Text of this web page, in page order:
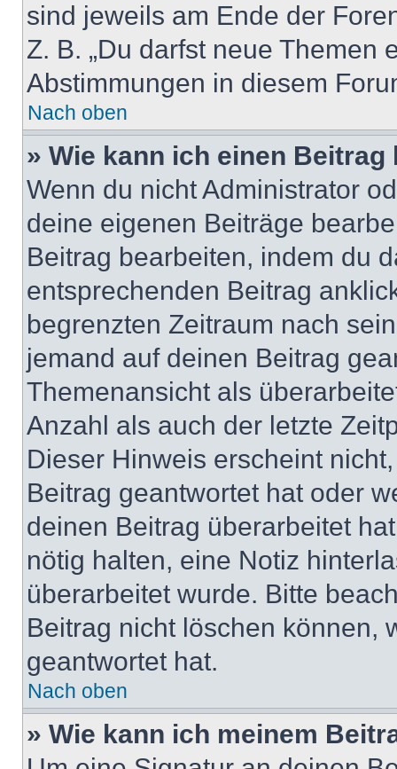
sind jeweils am Ende der
Z. B. „Du darfst neue Themen
Abstimmungen in diesem
Nach oben
» Wie kann ich einen
Wenn du nicht Administrator
deine eigenen Beiträge
Beitrag bearbeiten, indem du
entsprechenden Beitrag
begrenzten Zeitraum nach
jemand auf deinen Beitrag
Themenansicht als
Anzahl als auch der letzte
Dieser Hinweis erscheint
Beitrag geantwortet hat oder
deinen Beitrag überarbeitet
nötig halten, eine Notiz
überarbeitet wurde. Bitte
Beitrag nicht löschen können,
geantwortet hat.
Nach oben
» Wie kann ich meinem